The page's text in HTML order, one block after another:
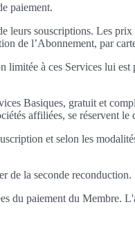
paiement.
souscriptions. Les
de l’Abonnement, par
à ces Services lui
Basiques, gratuit et
affiliées, se réservent
et selon les
de la seconde reconduction.
du paiement du Membre.